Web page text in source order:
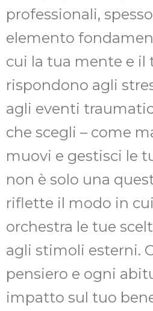
professionali,
elemento
cui la tua mente e il
rispondono agli
agli eventi
che scegli – come
muovi e gestisci le
non è solo una
riflette il modo in
orchestra le tue
agli stimoli esterni.
pensiero e ogni
impatto sul tuo